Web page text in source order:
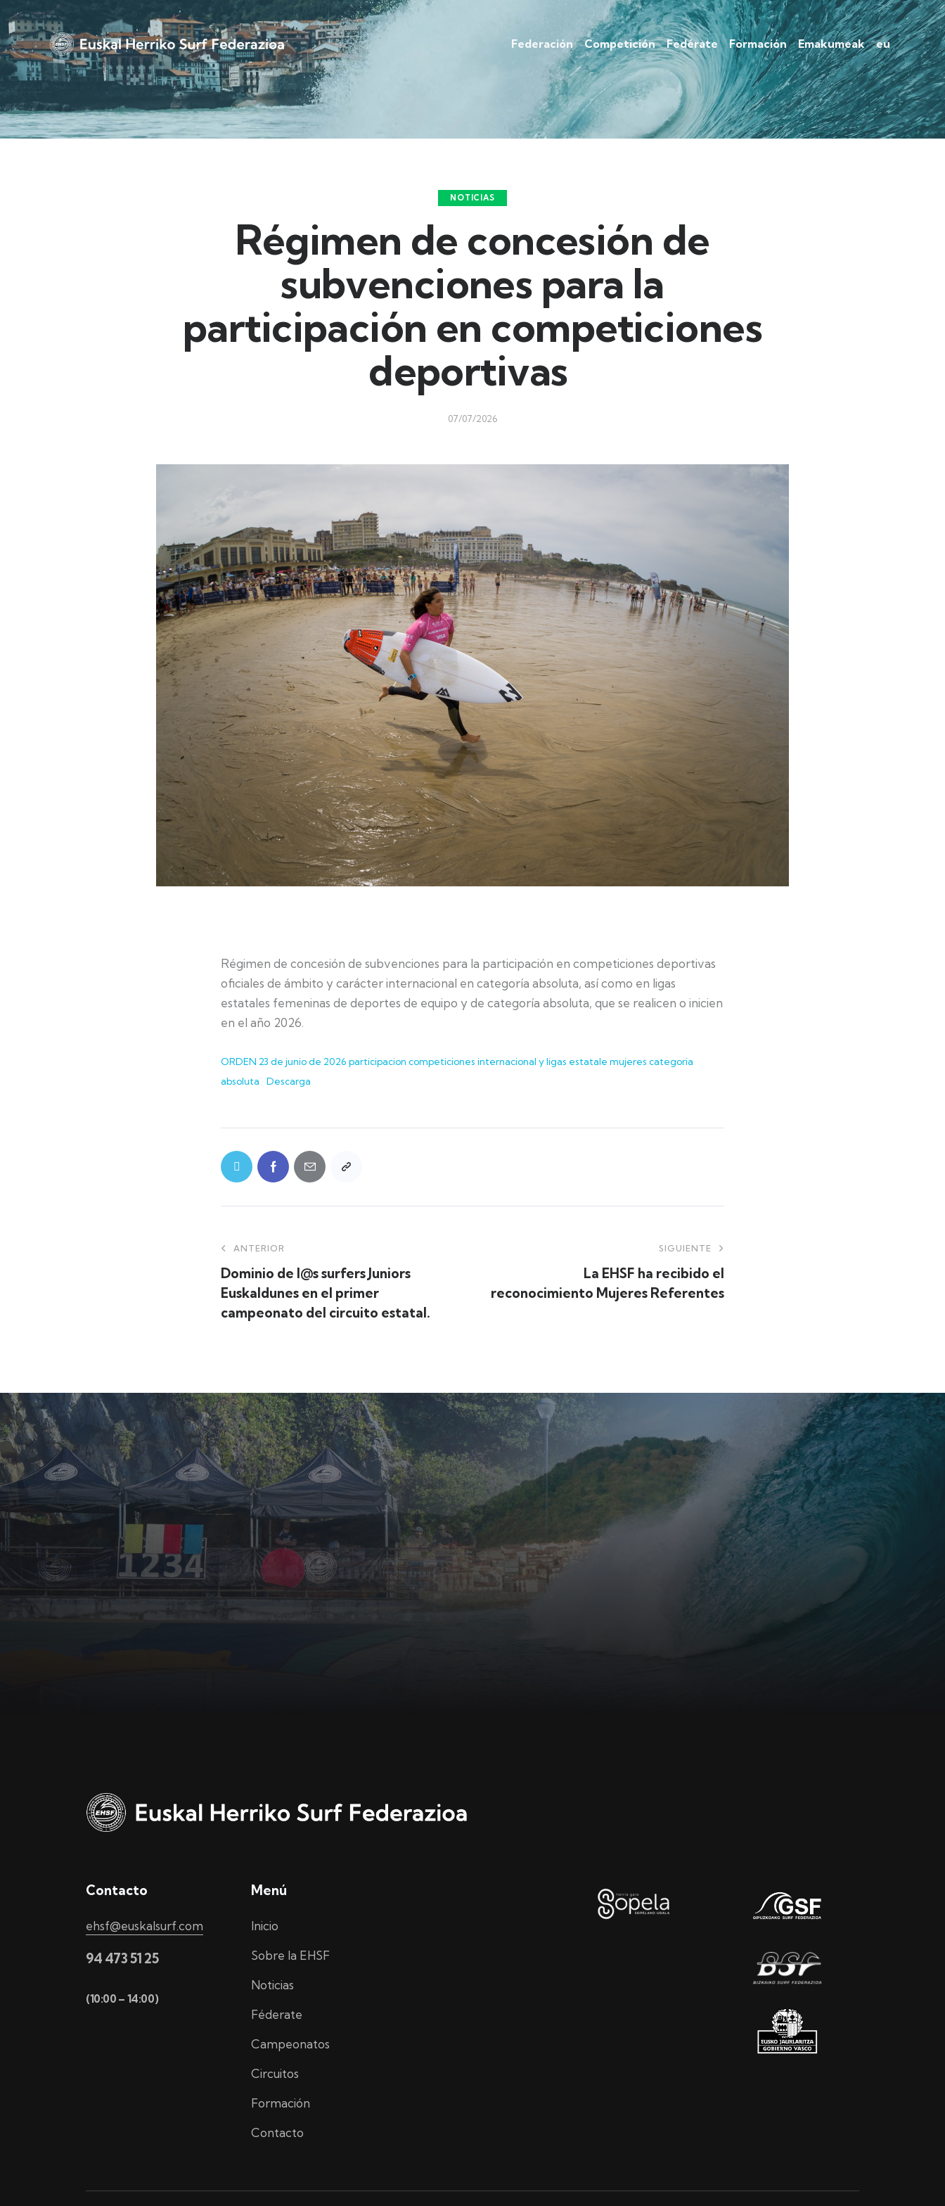
Federación Competición Fedérate Formación Emakumeak eu
NOTICIAS
Régimen de concesión de
subvenciones para la
participación en competiciones
deportivas
07/07/2026
Régimen de concesión de subvenciones para la participación en competiciones deportivas
oficiales de ámbito y carácter internacional en categoría absoluta, así como en ligas
estatales femeninas de deportes de equipo y de categoría absoluta, que se realicen o inicien
en el año 2026.
ORDEN 23 de junio de 2026 participacion competiciones internacional y ligas estatale mujeres categoria
absoluta
Descarga
ANTERIOR
Dominio de l@s surfers Juniors
Euskaldunes en el primer
campeonato del circuito estatal.
SIGUIENTE
La EHSF ha recibido el
reconocimiento Mujeres Referentes
Contacto
ehsf@euskalsurf.com
94 473 51 25
(10:00 – 14:00)
Menú
Inicio
Sobre la EHSF
Noticias
Féderate
Campeonatos
Circuitos
Formación
Contacto